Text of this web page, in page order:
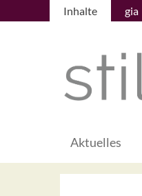
Inhalte gia
Aktuelles